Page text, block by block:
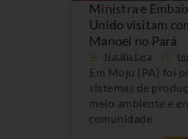
Ministra e
Unido visitam
Manoel no Pará
Natália Lyra
Em Moju (PA) foi
sistemas de
meio ambiente e
comunidade